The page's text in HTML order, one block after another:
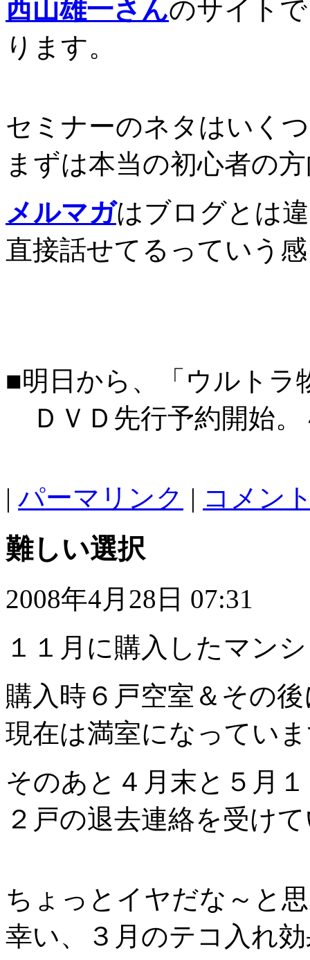
西山雄一さんのサイト
ります。
セミナーのネタはいく
まずは本当の初心者の
メルマガはブログとは
直接話せてるっていう
■明日から、「ウルトラ
ＤＶＤ先行予約開始。
| パーマリンク | コメン
難しい選択
2008年4月28日 07:31
１１月に購入したマン
購入時６戸空室＆その
現在は満室になってい
そのあと４月末と５月
２戸の退去連絡を受け
ちょっとイヤだな～と
幸い、３月のテコ入れ